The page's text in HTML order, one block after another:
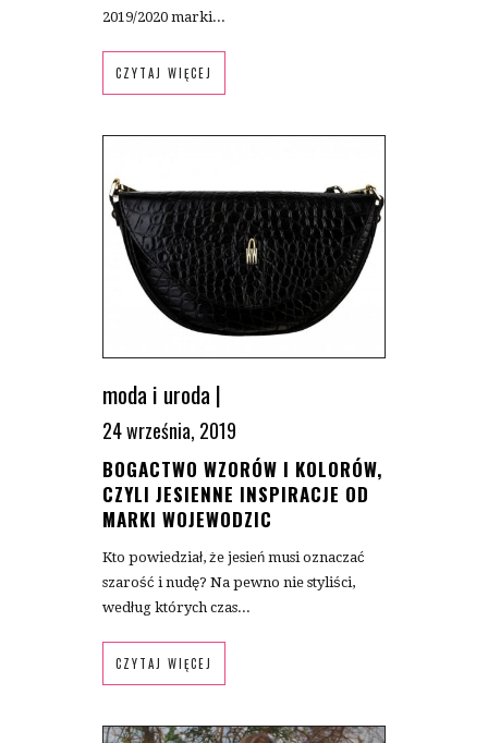
2019/2020 marki...
CZYTAJ WIĘCEJ
moda i uroda |
24 września, 2019
BOGACTWO WZORÓW I KOLORÓW,
CZYLI JESIENNE INSPIRACJE OD
MARKI WOJEWODZIC
Kto powiedział, że jesień musi oznaczać
szarość i nudę? Na pewno nie styliści,
według których czas...
CZYTAJ WIĘCEJ